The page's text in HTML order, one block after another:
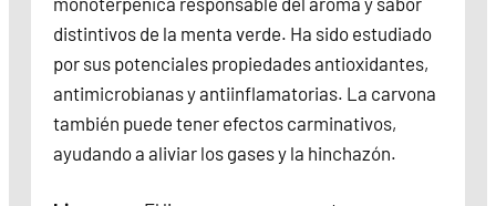
distintivos de la menta verde. Ha sido estudiado
por sus potenciales propiedades antioxidantes,
antimicrobianas y antiinflamatorias. La carvona
también puede tener efectos carminativos,
ayudando a aliviar los gases y la hinchazón.